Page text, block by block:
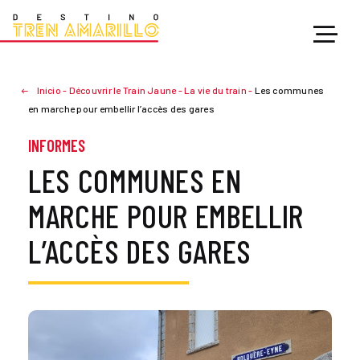
Inicio - Découvrir le Train Jaune-La vie du train - Les communes
en marche pour embellir l’accès des gares
INFORMES
LES COMMUNES EN
MARCHE POUR EMBELLIR
L’ACCÈS DES GARES